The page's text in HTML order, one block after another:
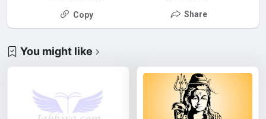
Copy Share
You might like